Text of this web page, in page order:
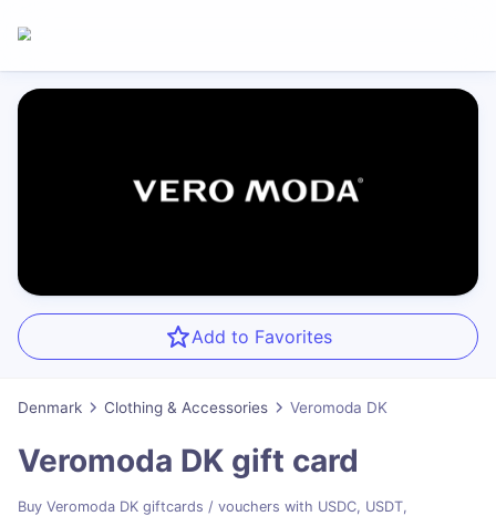
Add to Favorites
Denmark Clothing & Accessories Veromoda DK
Veromoda DK gift card
Buy Veromoda DK giftcards / vouchers with USDC, USDT,